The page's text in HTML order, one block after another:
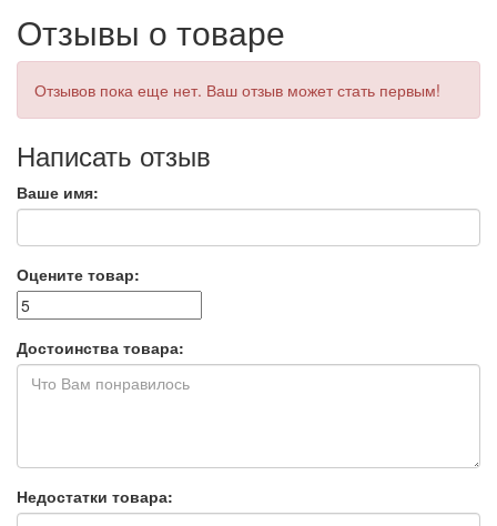
Отзывы о товаре
Отзывов пока еще нет. Ваш отзыв может стать первым!
Написать отзыв
Ваше имя:
Оцените товар:
Достоинства товара:
Недостатки товара: